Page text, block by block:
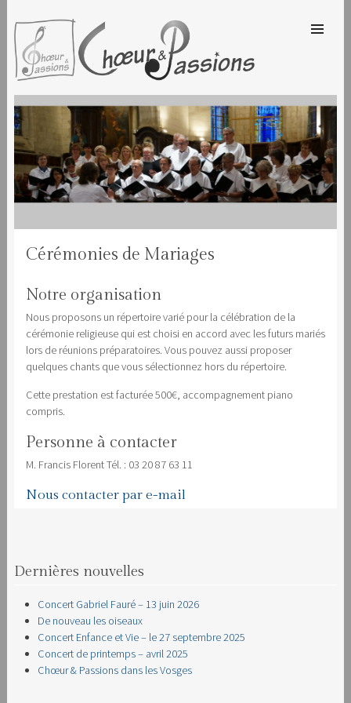
CHOEUR & PASSIONS
CONTENT
Cérémonies de Mariages
Notre organisation
Nous proposons un répertoire varié pour la célébration de la
cérémonie religieuse qui est choisi en accord avec les futurs mariés
lors de réunions préparatoires. Vous pouvez aussi proposer
quelques chants que vous sélectionnez hors du répertoire.
Cette prestation est facturée 500€, accompagnement piano
compris.
Personne à contacter
M. Francis Florent Tél. : 03 20 87 63 11
Nous contacter par e-mail
Dernières nouvelles
Concert Gabriel Fauré – 13 juin 2026
De nouveau les oiseaux
Concert Enfance et Vie – le 27 septembre 2025
Concert de printemps – avril 2025
Chœur & Passions dans les Vosges